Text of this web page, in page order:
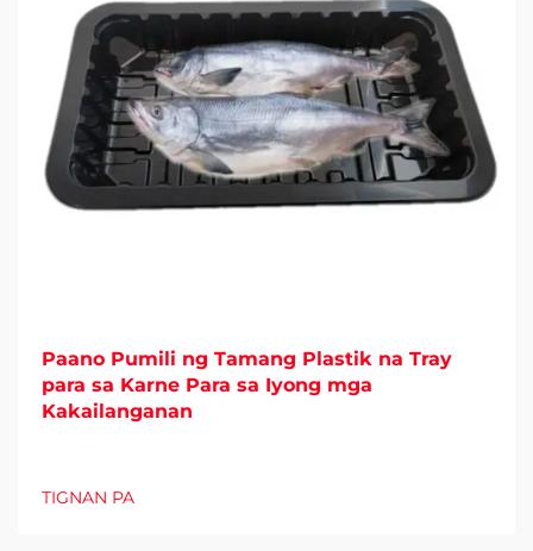
Paano Pumili ng Tamang Plastik na Tray
para sa Karne Para sa Iyong mga
Kakailanganan
TIGNAN PA